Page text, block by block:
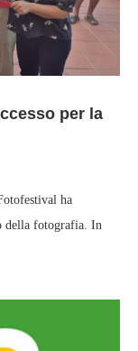
per la
ha
della fotografia. In